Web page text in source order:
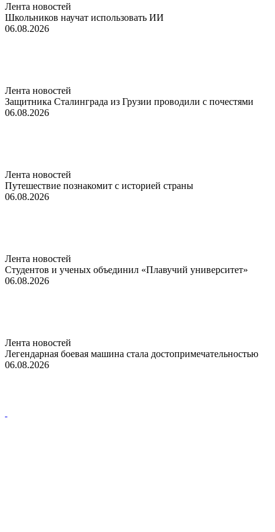
Лента новостей
Школьников научат использовать ИИ
06.08.2026
Лента новостей
Защитника Сталинграда из Грузии проводили с почестями
06.08.2026
Лента новостей
Путешествие познакомит с историей страны
06.08.2026
Лента новостей
Студентов и ученых объединил «Плавучий университет»
06.08.2026
Лента новостей
Легендарная боевая машина стала достопримечательностью
06.08.2026